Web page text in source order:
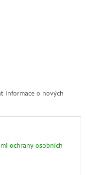
informace o nových
ochrany osobních